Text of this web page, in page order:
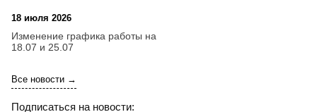
18 июля 2026
Изменение графика работы на
18.07 и 25.07
Все новости →
Подписаться на новости: